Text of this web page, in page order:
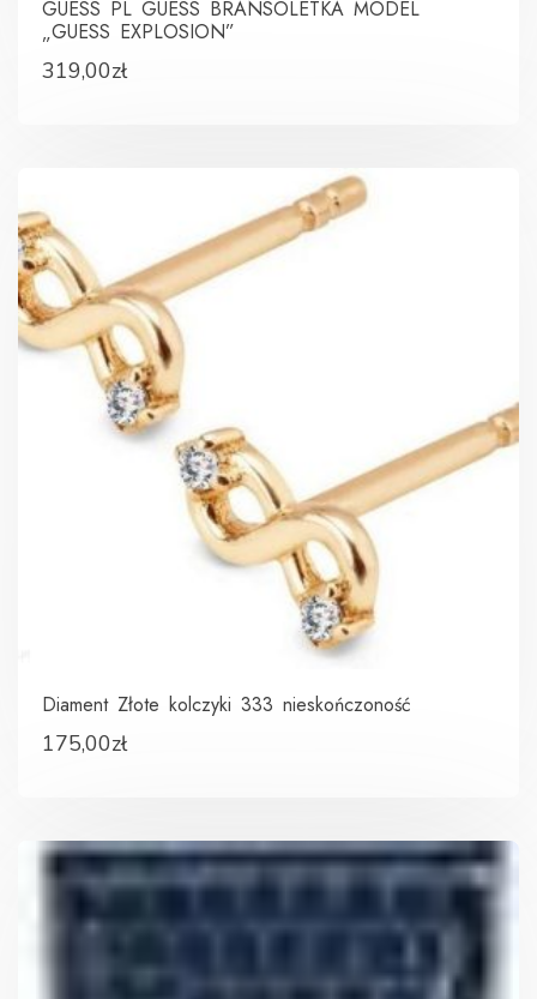
GUESS PL GUESS BRANSOLETKA MODEL
„GUESS EXPLOSION”
319,00zł
Diament Złote kolczyki 333 nieskończoność
175,00zł